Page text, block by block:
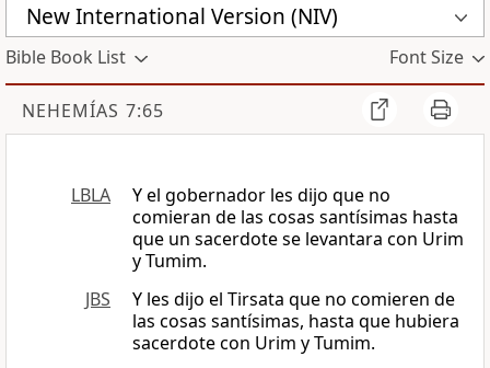
New International Version (NIV)
Bible Book List Font Size
NEHEMÍAS 7:65
LBLA
Y el gobernador les dijo que no
comieran de las cosas santísimas hasta
que un sacerdote se levantara con Urim
y Tumim.
JBS
Y les dijo el Tirsata que no comieren de
las cosas santísimas, hasta que hubiera
sacerdote con Urim y Tumim.